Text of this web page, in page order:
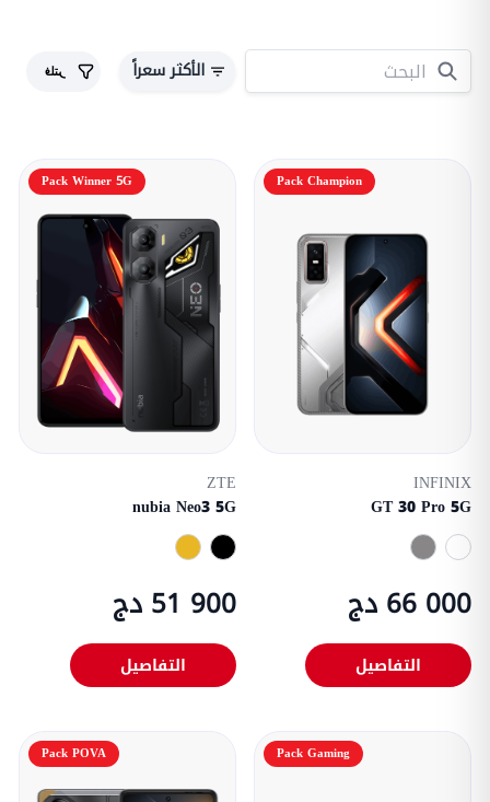
الأكثر سعراً فلتر
Pack Champion
INFINIX
GT 30 Pro 5G
66 000 دج
التفاصيل
Pack Winner 5G
ZTE
nubia Neo3 5G
51 900 دج
التفاصيل
Pack Gaming
Pack POVA